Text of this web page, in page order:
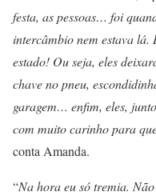
festa, as pessoas… foi
intercâmbio nem estava
estado! Ou seja, eles
chave no pneu,
garagem… enfim, eles,
com muito carinho para
conta Amanda.
“Na hora eu só tremia.